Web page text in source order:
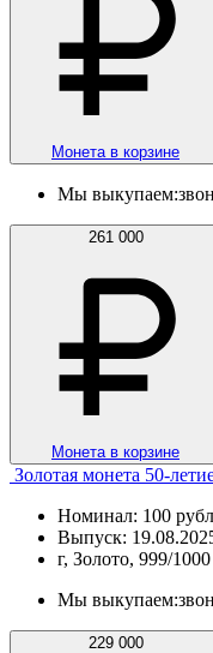
Монета в корзине
Мы выкупаем:
261 000
Монета в корзине
Золотая монета 50-
Номинал: 100
Выпуск:
г, Золото, 999/1000
Мы выкупаем:
229 000